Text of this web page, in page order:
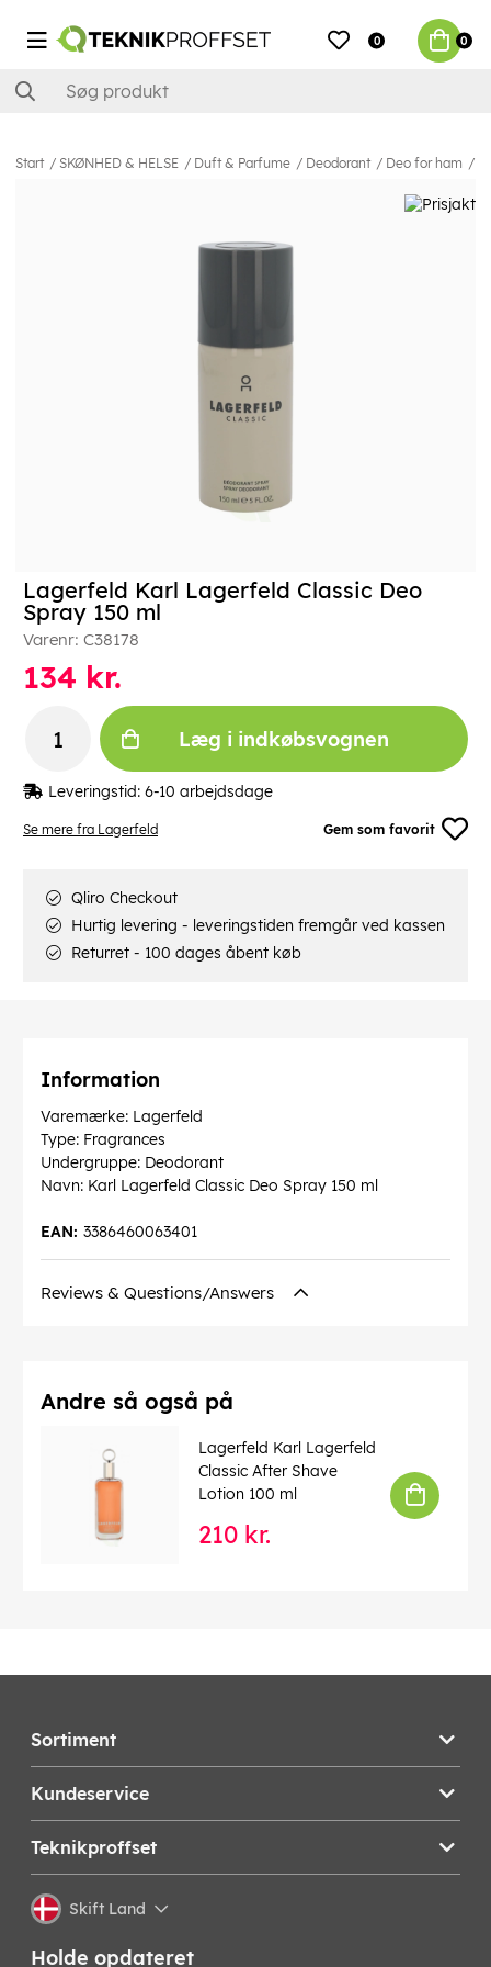
0 0
Start SKØNHED & HELSE Duft & Parfume Deodorant Deo for ham
Se mere fra Lagerfeld Gem som favorit
Lagerfeld Karl Lagerfeld Classic Deo
Spray 150 ml
Varenr: C38178
134 kr.
Læg i indkøbsvognen
Leveringstid: 6-10 arbejdsdage
Qliro Checkout
Hurtig levering - leveringstiden fremgår ved kassen
Returret - 100 dages åbent køb
Information
Varemærke: Lagerfeld
Type: Fragrances
Undergruppe: Deodorant
Navn: Karl Lagerfeld Classic Deo Spray 150 ml
3386460063401
EAN:
Reviews & Questions/Answers
Andre så også på
Lagerfeld Karl Lagerfeld
Classic After Shave
Lotion 100 ml
210 kr.
Sortiment
Kundeservice
Teknikproffset
Skift Land
Holde opdateret